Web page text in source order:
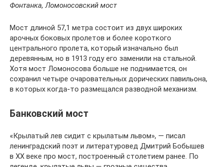
Фонтанка, Ломоносовский мост
Мост длиной 57,1 метра состоит из двух широких
арочных боковых пролетов и более короткого
центрального пролета, который изначально был
деревянным, но в 1913 году его заменили на стальной.
Хотя мост Ломоносова больше не поднимается, он
сохранил четыре очаровательных дорических павильона,
в которых когда-то размещался разводной механизм.
Банковский мост
«Крылатый лев сидит с крылатым львом», — писал
ленинградский поэт и литературовед Дмитрий Бобышев
в ХХ веке про мост, построенный столетием ранее. По